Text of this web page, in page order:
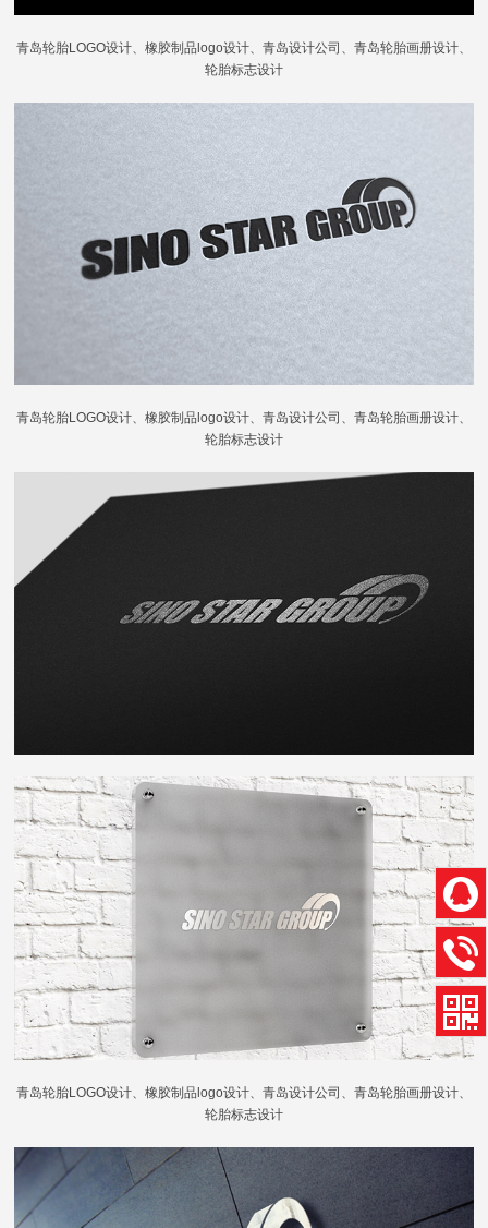
青岛轮胎LOGO设计、橡胶制品logo设计、 青岛设计公司 、青岛轮胎画册设计、
轮胎标志设计
青岛轮胎LOGO设计、橡胶制品logo设计、青岛设计公司、青岛轮胎画册设计、
轮胎标志设计
青岛轮胎LOGO设计、橡胶制品logo设计、青岛设计公司、青岛轮胎画册设计、
轮胎标志设计